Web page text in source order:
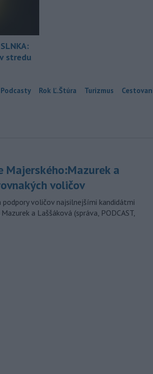
stredu
Podcasty Rok Ľ.Štúra Turizmus
Majerského:Mazurek a
voličov
podpory voličov najsilnejšími kandidátmi
a Laššáková (správa, PODCAST,